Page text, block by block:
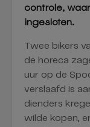
controle,
ingesloten.
Twee bikers
de horeca
uur op de
verslaafd is
dienders
wilde kopen,